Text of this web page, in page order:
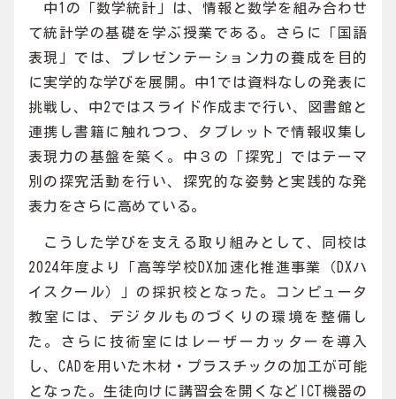
中1の「数学統計」は、情報と数学を組み合わせ
て統計学の基礎を学ぶ授業である。さらに「国語
表現」では、プレゼンテーション力の養成を目的
に実学的な学びを展開。中1では資料なしの発表に
挑戦し、中2ではスライド作成まで行い、図書館と
連携し書籍に触れつつ、タブレットで情報収集し
表現力の基盤を築く。中３の「探究」ではテーマ
別の探究活動を行い、探究的な姿勢と実践的な発
表力をさらに高めている。
こうした学びを支える取り組みとして、同校は
2024年度より「高等学校DX加速化推進事業（DXハ
イスクール）」の採択校となった。コンピュータ
教室には、デジタルものづくりの環境を整備し
た。さらに技術室にはレーザーカッターを導入
し、CADを用いた木材・プラスチックの加工が可能
となった。生徒向けに講習会を開くなどICT機器の